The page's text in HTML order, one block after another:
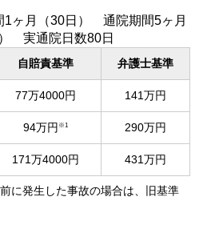
1ヶ月（30日） 通院期間5ヶ月
） 実通院日数80日
自賠責基準 弁護士基準
77万4000円 141万円
94万円 ※1 290万円
171万4000円 431万円
に発生した事故の場合は、旧基準